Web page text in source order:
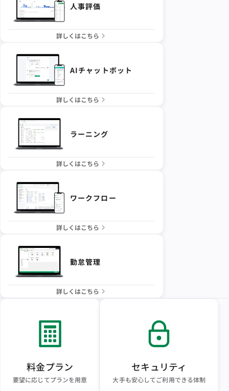
人事評価
詳しくはこちら
AIチャットボット
詳しくはこちら
ラーニング
詳しくはこちら
ワークフロー
詳しくはこちら
勤怠管理
詳しくはこちら
料金プラン
要望に応じてプランを用意
セキュリティ
大手も安心してご利用できる体制